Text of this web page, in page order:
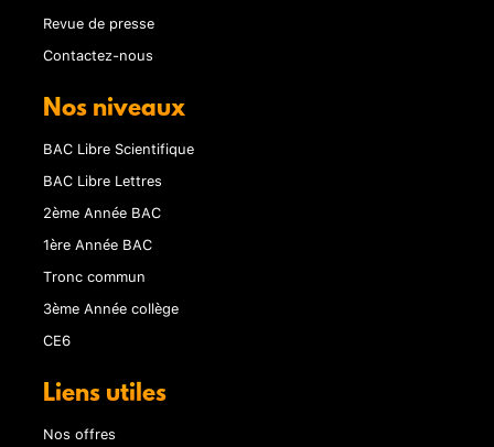
Revue de presse
Contactez-nous
Nos niveaux
BAC Libre Scientifique
BAC Libre Lettres
2ème Année BAC
1ère Année BAC
Tronc commun
3ème Année collège
CE6
Liens utiles
Nos offres